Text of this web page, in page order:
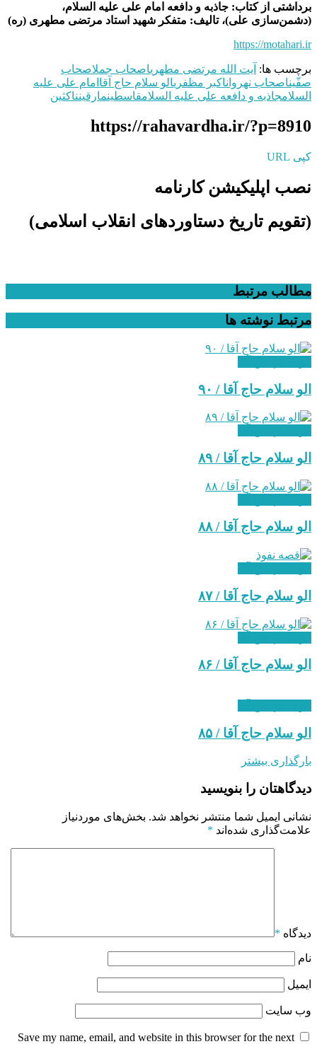
برداشتی از کتاب: جاذبه و دافعه امام علی علیه السلام،
(دشمن‌سازی علی)، تالیف: متفکر شهید استاد مرتضی مطهری (ره)
https://motahari.ir
برچسب ها: آیت الله مرتضی مطهریاصحاب جملاصحاب
صفّیناصحاب نهرواناکبر مظفریالو سلام حاج آقا امام علی علیه
السلامجاذبه و دافعه علی علیه السلامقاسطینمارقینناکثین
https://rahavardha.ir/?p=8910
کپی URL
نصب اپلیکیشن کارنامه
(تقویم تاریخ دستاوردهای انقلاب اسلامی​)
مطالب مرتبط
مرتبط نوشته ها
الو سلام حاج آقا / ۹۰
‌الو سلام حاج آقا / ۸۹
الو سلام حاج آقا / ۸۸
الو سلام حاج آقا / ۸۷
الو سلام حاج آقا / ۸۶
الو سلام حاج آقا / ۸۵
بارگذاری بیشتر
دیدگاهتان را بنویسید
نشانی ایمیل شما منتشر نخواهد شد. بخش‌های موردنیاز
علامت‌گذاری شده‌اند *
دیدگاه *
نام
ایمیل
وب‌ سایت
Save my name, email, and website in this browser for the next